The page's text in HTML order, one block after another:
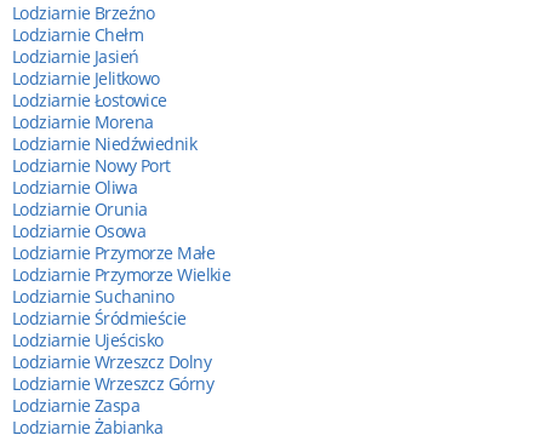
Lodziarnie Brzeźno
Lodziarnie Chełm
Lodziarnie Jasień
Lodziarnie Jelitkowo
Lodziarnie Łostowice
Lodziarnie Morena
Lodziarnie Niedźwiednik
Lodziarnie Nowy Port
Lodziarnie Oliwa
Lodziarnie Orunia
Lodziarnie Osowa
Lodziarnie Przymorze Małe
Lodziarnie Przymorze Wielkie
Lodziarnie Suchanino
Lodziarnie Śródmieście
Lodziarnie Ujeścisko
Lodziarnie Wrzeszcz Dolny
Lodziarnie Wrzeszcz Górny
Lodziarnie Zaspa
Lodziarnie Żabianka